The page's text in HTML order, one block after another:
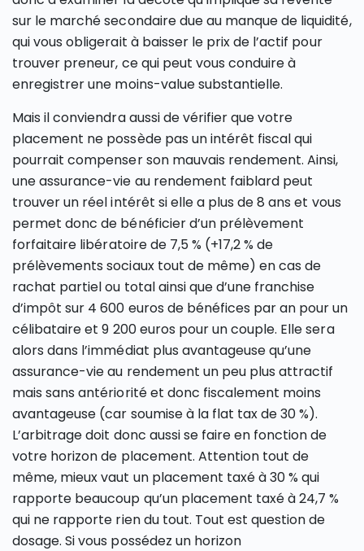
sur le marché secondaire due au manque de liquidité,
qui vous obligerait à baisser le prix de l’actif pour
trouver preneur, ce qui peut vous conduire à
enregistrer une moins-value substantielle.
Mais il conviendra aussi de vérifier que votre
placement ne possède pas un intérêt fiscal qui
pourrait compenser son mauvais rendement. Ainsi,
une assurance-vie au rendement faiblard peut
trouver un réel intérêt si elle a plus de 8 ans et vous
permet donc de bénéficier d’un prélèvement
forfaitaire libératoire de 7,5 % (+17,2 % de
prélèvements sociaux tout de même) en cas de
rachat partiel ou total ainsi que d’une franchise
d’impôt sur 4 600 euros de bénéfices par an pour un
célibataire et 9 200 euros pour un couple. Elle sera
alors dans l’immédiat plus avantageuse qu’une
assurance-vie au rendement un peu plus attractif
mais sans antériorité et donc fiscalement moins
avantageuse (car soumise à la flat tax de 30 %).
L’arbitrage doit donc aussi se faire en fonction de
votre horizon de placement. Attention tout de
même, mieux vaut un placement taxé à 30 % qui
rapporte beaucoup qu’un placement taxé à 24,7 %
qui ne rapporte rien du tout. Tout est question de
dosage. Si vous possédez un horizon